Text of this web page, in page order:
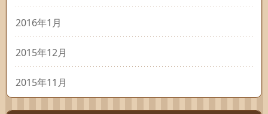
2016年1月
2015年12月
2015年11月